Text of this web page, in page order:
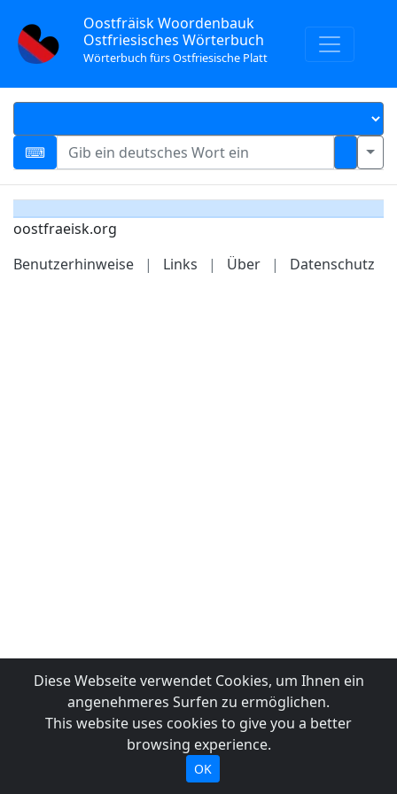
Oostfräisk Woordenbauk
Ostfriesisches Wörterbuch
Wörterbuch fürs Ostfriesische Platt
oostfraeisk.org
Benutzerhinweise
| Links | Über | Datenschutz
Diese Webseite verwendet Cookies, um Ihnen ein
angenehmeres Surfen zu ermöglichen.
This website uses cookies to give you a better
browsing experience.
OK